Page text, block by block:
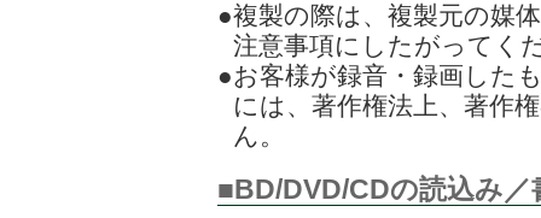
●複製の際は、複製元の媒
注意事項にしたがってく
●お客様が録音・録画した
には、著作権法上、著作
ん。
■BD/DVD/CDの読込み